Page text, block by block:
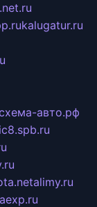
kalugatur.ru
авто.рф
alimy.ru